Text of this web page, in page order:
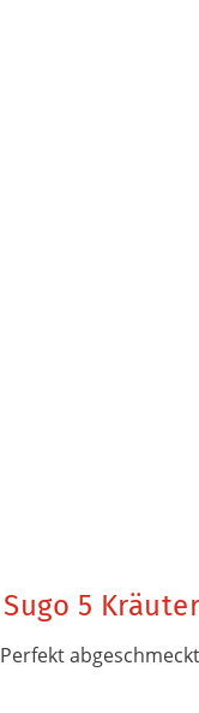
Sugo 5 Kräuter
Perfekt